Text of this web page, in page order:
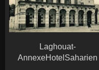
Laghouat-
AnnexeHotelSaharien